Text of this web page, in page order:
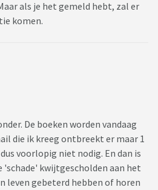
als je het gemeld hebt, zal er
komen.
De boeken worden vandaag
die ik kreeg ontbreekt er maar 1
voorlopig niet nodig. En dan is
'schade' kwijtgescholden aan het
leven gebeterd hebben of horen